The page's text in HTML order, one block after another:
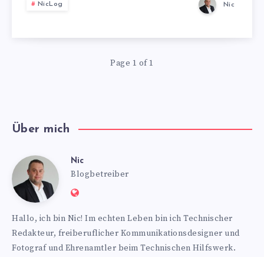
NicLog Nic
Page 1 of 1
Über mich
Nic Nic
Blogbetreiber
Website:
Hallo, ich bin Nic! Im echten Leben bin ich Technischer
Redakteur, freiberuflicher Kommunikationsdesigner und
Fotograf und Ehrenamtler beim Technischen Hilfswerk.